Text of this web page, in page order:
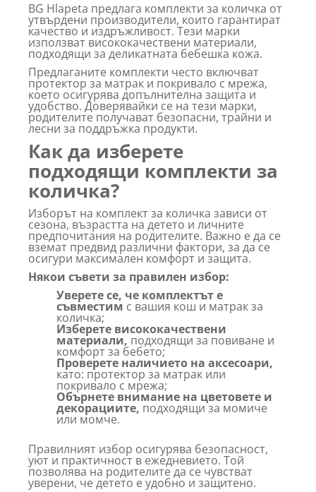
BG Hlapeta предлага комплекти за количка от
утвърдени производители, които гарантират
качество и издръжливост. Тези марки
използват висококачествени материали,
подходящи за деликатната бебешка кожа.
Предлаганите комплекти често включват
протектор за матрак и покривало с мрежа,
което осигурява допълнителна защита и
удобство. Доверявайки се на тези марки,
родителите получават безопасни, трайни и
лесни за поддръжка продукти.
Как да изберете
подходящи комплекти за
количка?
Изборът на комплект за количка зависи от
сезона, възрастта на детето и личните
предпочитания на родителите. Важно е да се
вземат предвид различни фактори, за да се
осигури максимален комфорт и защита.
Някои съвети за правилен избор:
Уверете се, че комплектът е
съвместим с вашия кош и матрак за
количка;
Изберете висококачествени
материали, подходящи за повиване и
комфорт за бебето;
Проверете наличието на аксесоари,
като: протектор за матрак или
покривало с мрежа;
Обърнете внимание на цветовете и
декорациите, подходящи за момиче
или момче.
Правилният избор осигурява безопасност,
уют и практичност в ежедневието. Той
позволява на родителите да се чувстват
уверени, че детето е удобно и защитено.